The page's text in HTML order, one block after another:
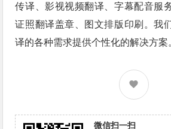
传译、影视视频翻译、字幕配音服
证照翻译盖章、图文排版印刷。我
译的各种需求提供个性化的解决方案
微信扫一扫